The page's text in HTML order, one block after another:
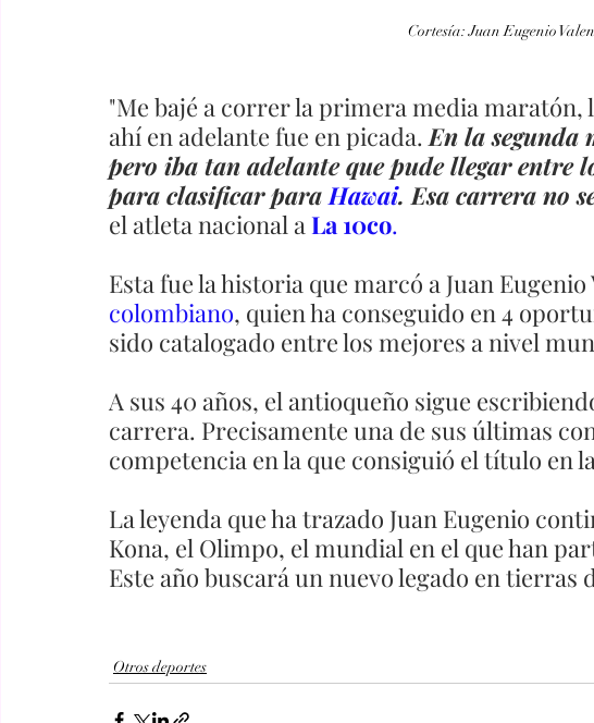
Cortesía: Juan Eugenio
"Me bajé a correr la primera media maratón,
ahí en adelante fue en picada. En la segunda
pero iba tan adelante que pude llegar entre
para clasificar para Hawai. Esa carrera no
el atleta nacional a La 10co.
Esta fue la historia que marcó a Juan Eugenio
colombiano, quien ha conseguido en 4
sido catalogado entre los mejores a nivel
A sus 40 años, el antioqueño sigue
carrera. Precisamente una de sus últimas
competencia en la que consiguió el título en
La leyenda que ha trazado Juan Eugenio
Kona, el Olimpo, el mundial en el que han
Este año buscará un nuevo legado en tierras
Otros deportes